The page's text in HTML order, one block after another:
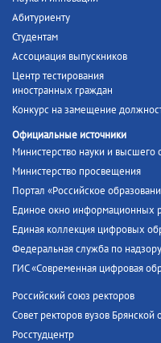
Абитуриенту
Студентам
Ассоциация выпускников
Центр тестирования
иностранных граждан
Конкурс на замещение
Официальные источники
Министерство науки и высшего
Министерство просвещения
Портал «Российское
Единое окно информационных
Единая коллекция цифровых
Федеральная служба по
ГИС «Современная цифровая
Российский союз ректоров
Совет ректоров вузов Брянской
Росстудцентр